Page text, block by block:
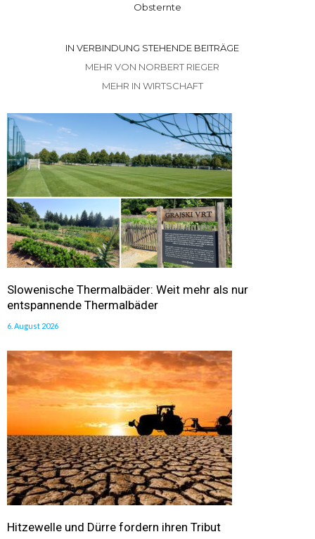
Obsternte
IN VERBINDUNG STEHENDE BEITRÄGE
MEHR VON NORBERT RIEGER
MEHR IN WIRTSCHAFT
Slowenische Thermalbäder: Weit mehr als nur
entspannende Thermalbäder
6. August 2026
Hitzewelle und Dürre fordern ihren Tribut